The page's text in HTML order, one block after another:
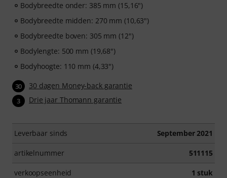
Bodybreedte onder: 385 mm (15,16")
Bodybreedte midden: 270 mm (10,63")
Bodybreedte boven: 305 mm (12")
Bodylengte: 500 mm (19,68")
Bodyhoogte: 110 mm (4,33")
30 30 dagen Money-back garantie
3 Drie jaar Thomann garantie
Leverbaar sinds September 2021
artikelnummer 511115
verkoopseenheid 1 stuk